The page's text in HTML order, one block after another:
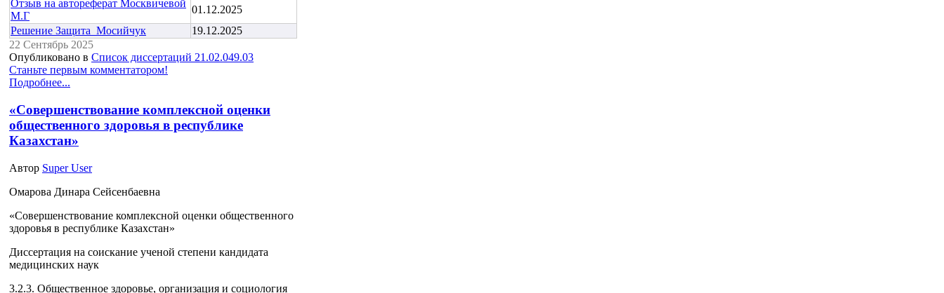
Отзыв на автореферат Москвичевой
М.Г
01.12.2025
Решение Защита_Мосийчук
19.12.2025
22 Сентябрь 2025
Опубликовано в Список диссертаций 21.02.049.03
Станьте первым комментатором!
Подробнее...
«Совершенствование комплексной оценки
общественного здоровья в республике
Казахстан»
Автор Super User
Омарова Динара Сейсенбаевна
«Совершенствование комплексной оценки общественного
здоровья в республике Казахстан»
Диссертация на соискание ученой степени кандидата
медицинских наук
3.2.3. Общественное здоровье, организация и социология